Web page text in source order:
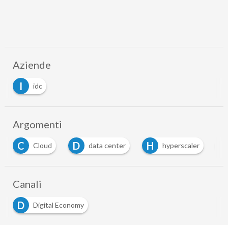
Aziende
I
idc
Argomenti
D
data center H hyperscaler I intelligenza
Canali
D
Digital Economy